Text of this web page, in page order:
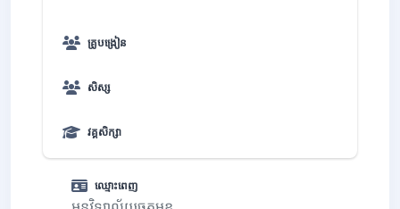
គ្រូបង្រៀន
សិស្ស
វគ្គសិក្សា
ឈ្មោះពេញ